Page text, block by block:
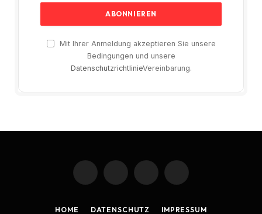
Mit Ihrer Anmeldung akzeptieren Sie unsere
Bedingungen und unsere
DatenschutzrichtlinieVereinbarung.
Facebook
(Twitter)
Instagram Pinterest
HOME DATENSCHUTZ IMPRESSUM